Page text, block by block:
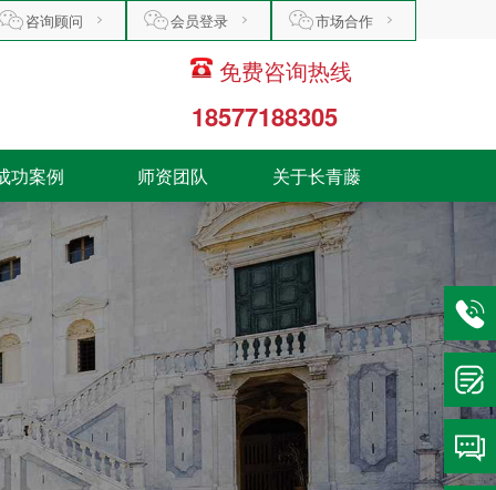
市场合作
会员登录
咨询顾问
免费咨询热线
18577188305
功案例 师资团队 关于长青藤